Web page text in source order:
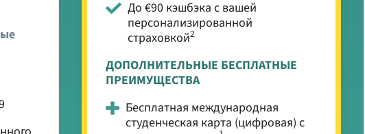
До €90 кэшбэка с вашей
персонализированной
страховкой2
ДОПОЛНИТЕЛЬНЫЕ БЕСПЛАТНЫЕ
ПРЕИМУЩЕСТВА
Бесплатная международная
студенческая карта (цифровая) с